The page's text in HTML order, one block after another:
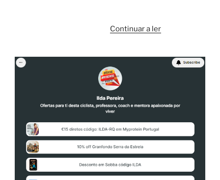
Continuar a ler“Próspero
Happy